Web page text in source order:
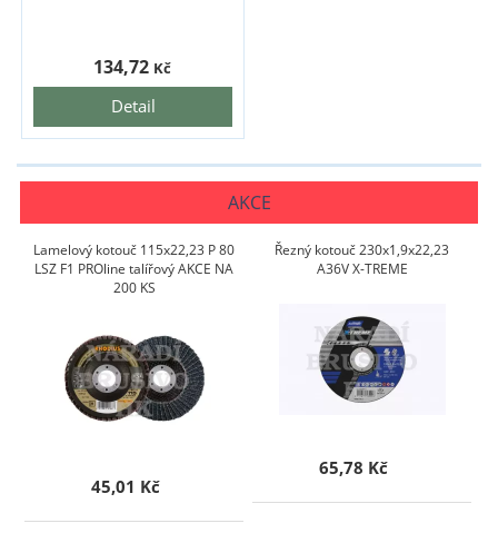
Detail
134,72 Kč
AKCE
Lamelový kotouč 115x22,23 P 80
LSZ F1 PROline talířový AKCE NA
200 KS
45,01 Kč
Řezný kotouč 230x1,9x22,23
A36V X-TREME
65,78 Kč